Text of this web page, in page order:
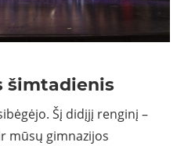
šimtadienis
Šį didįjį renginį –
mūsų gimnazijos